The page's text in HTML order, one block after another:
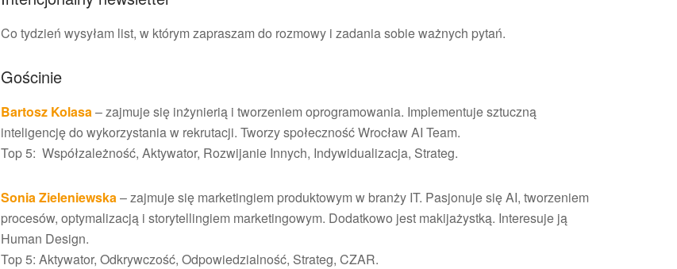
Co tydzień wysyłam list, w którym zapraszam do rozmowy i zadania sobie ważnych pytań.
Gościnie
Bartosz Kolasa– zajmuje się inżynierią i tworzeniem oprogramowania. Implementuje sztuczną
inteligencję do wykorzystania w rekrutacji. Tworzy społeczność Wrocław AI Team.
Top 5: Współzależność, Aktywator, Rozwijanie Innych, Indywidualizacja, Strateg.
Sonia Zieleniewska– zajmuje się marketingiem produktowym w branży IT. Pasjonuje się AI, tworzeniem
procesów, optymalizacją i storytellingiem marketingowym. Dodatkowo jest makijażystką. Interesuje ją
Human Design.
Top 5: Aktywator, Odkrywczość, Odpowiedzialność, Strateg, CZAR.